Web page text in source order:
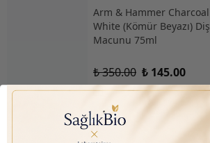
Arm & Hammer Charcoal
White (Kömür Beyazı) Diş
Macunu 75ml
₺ 350.00 ₺ 145.00